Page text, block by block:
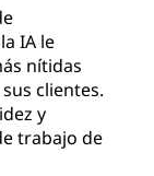
IA le
nítidas
clientes.
y
trabajo de